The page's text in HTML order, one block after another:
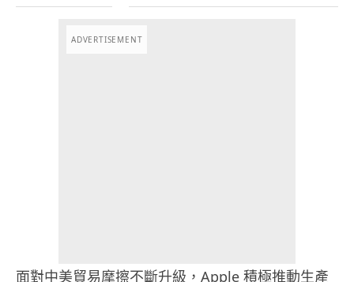
ADVERTISEMENT
面對中美貿易摩擦不斷升級，Apple 積極推動生產